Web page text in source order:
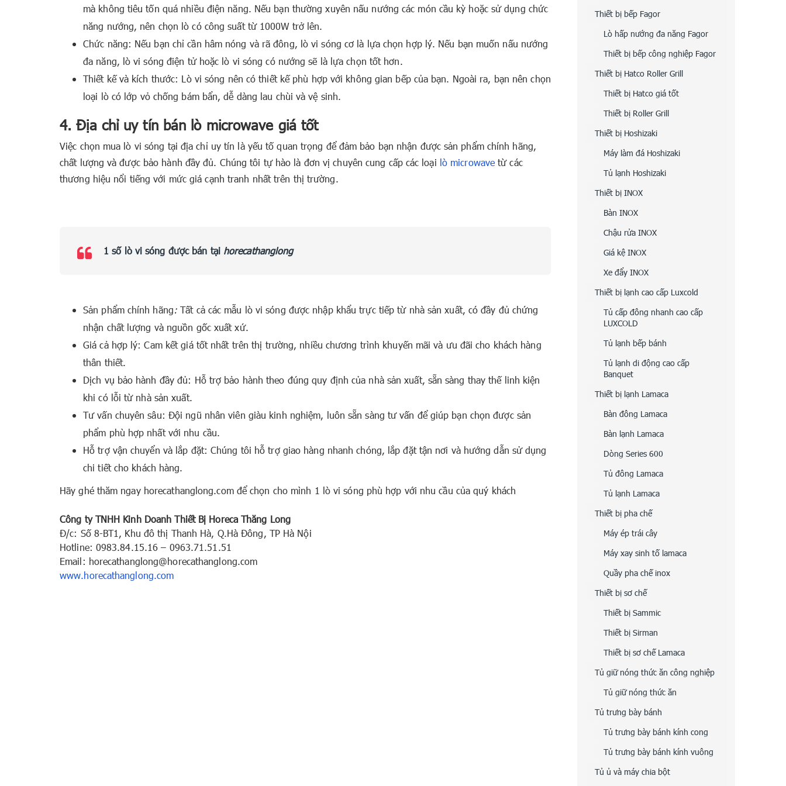
mà không tiêu tốn quá nhiều điện năng. Nếu bạn thường xuyên nấu nướng các món cầu kỳ hoặc sử dụng chức
năng nướng, nên chọn lò có công suất từ 1000W trở lên.
Chức năng: Nếu bạn chỉ cần hâm nóng và rã đông, lò vi sóng cơ là lựa chọn hợp lý. Nếu bạn muốn nấu nướng
đa năng, lò vi sóng điện tử hoặc lò vi sóng có nướng sẽ là lựa chọn tốt hơn.
Thiết kế và kích thước: Lò vi sóng nên có thiết kế phù hợp với không gian bếp của bạn. Ngoài ra, bạn nên chọn
loại lò có lớp vỏ chống bám bẩn, dễ dàng lau chùi và vệ sinh.
4. Địa chỉ uy tín bán lò microwave giá tốt
Việc chọn mua lò vi sóng tại địa chỉ uy tín là yếu tố quan trọng để đảm bảo bạn nhận được sản phẩm chính hãng,
chất lượng và được bảo hành đầy đủ. Chúng tôi tự hào là đơn vị chuyên cung cấp các loại lò microwave từ các
thương hiệu nổi tiếng với mức giá cạnh tranh nhất trên thị trường.
1 số lò vi sóng được bán tạihorecathanglong
Sản phẩm chính hãng:Tất cả các mẫu lò vi sóng được nhập khẩu trực tiếp từ nhà sản xuất, có đầy đủ chứng
nhận chất lượng và nguồn gốc xuất xứ.
Giá cả hợp lý: Cam kết giá tốt nhất trên thị trường, nhiều chương trình khuyến mãi và ưu đãi cho khách hàng
thân thiết.
Dịch vụ bảo hành đầy đủ: Hỗ trợ bảo hành theo đúng quy định của nhà sản xuất, sẵn sàng thay thế linh kiện
khi có lỗi từ nhà sản xuất.
Tư vấn chuyên sâu: Đội ngũ nhân viên giàu kinh nghiệm, luôn sẵn sàng tư vấn để giúp bạn chọn được sản
phẩm phù hợp nhất với nhu cầu.
Hỗ trợ vận chuyển và lắp đặt: Chúng tôi hỗ trợ giao hàng nhanh chóng, lắp đặt tận nơi và hướng dẫn sử dụng
chi tiết cho khách hàng.
Hãy ghé thăm ngay horecathanglong.com để chọn cho mình 1 lò vi sóng phù hợp với nhu cầu của quý khách
Công ty TNHH Kinh Doanh Thiết Bị Horeca Thăng Long
Đ/c: Số 8-BT1, Khu đô thị Thanh Hà, Q.Hà Đông, TP Hà Nội
Hotline: 0983.84.15.16 – 0963.71.51.51
Email: horecathanglong@horecathanglong.com
www.horecathanglong.com
Thiết bị bếp Fagor
Lò hấp nướng đa năng Fagor
Thiết bị bếp công nghiệp Fagor
Thiết bị Hatco Roller Grill
Thiết bị Hatco giá tốt
Thiết bị Roller Grill
Thiết bị Hoshizaki
Máy làm đá Hoshizaki
Tủ lạnh Hoshizaki
Thiết bị INOX
Bàn INOX
Chậu rửa INOX
Giá kệ INOX
Xe đẩy INOX
Thiết bị lạnh cao cấp Luxcold
Tủ cấp đông nhanh cao cấp
LUXCOLD
Tủ lạnh bếp bánh
Tủ lạnh di động cao cấp
Banquet
Thiết bị lạnh Lamaca
Bàn đông Lamaca
Bàn lạnh Lamaca
Dòng Series 600
Tủ đông Lamaca
Tủ lạnh Lamaca
Thiết bị pha chế
Máy ép trái cây
Máy xay sinh tố lamaca
Quầy pha chế inox
Thiết bị sơ chế
Thiết bị Sammic
Thiết bị Sirman
Thiết bị sơ chế Lamaca
Tủ giữ nóng thức ăn công nghiệp
Tủ giữ nóng thức ăn
Tủ trưng bày bánh
Tủ trưng bày bánh kính cong
Tủ trưng bày bánh kính vuông
Tủ ủ và máy chia bột